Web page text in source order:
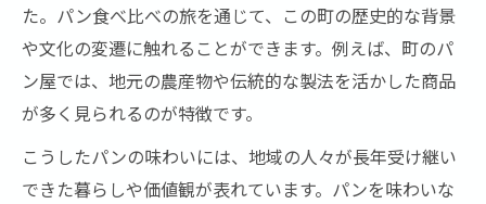
た。パン食べ比べの旅を通じて、この町の歴史的な背景
や文化の変遷に触れることができます。例えば、町のパ
ン屋では、地元の農産物や伝統的な製法を活かした商品
が多く見られるのが特徴です。
こうしたパンの味わいには、地域の人々が長年受け継い
できた暮らしや価値観が表れています。パンを味わいな